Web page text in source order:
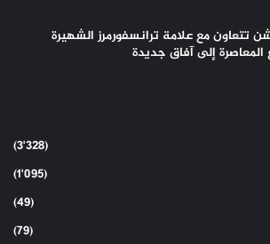
تتعاون مع علامة ترانسفورمرز الشهيرة
المعاصرة إلى آفاق جديدة
(3٬328)
(1٬095)
(49)
(79)